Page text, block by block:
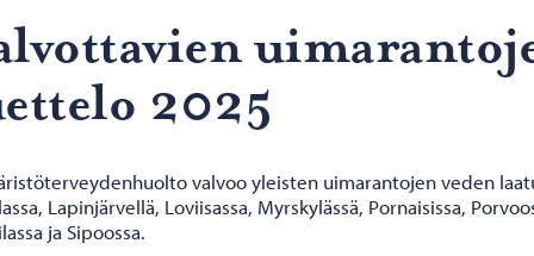
2025
valvoo yleisten uimarantojen veden
Lapinjärvellä, Loviisassa, Myrskylässä, Pornaisissa,
ja Sipoossa.